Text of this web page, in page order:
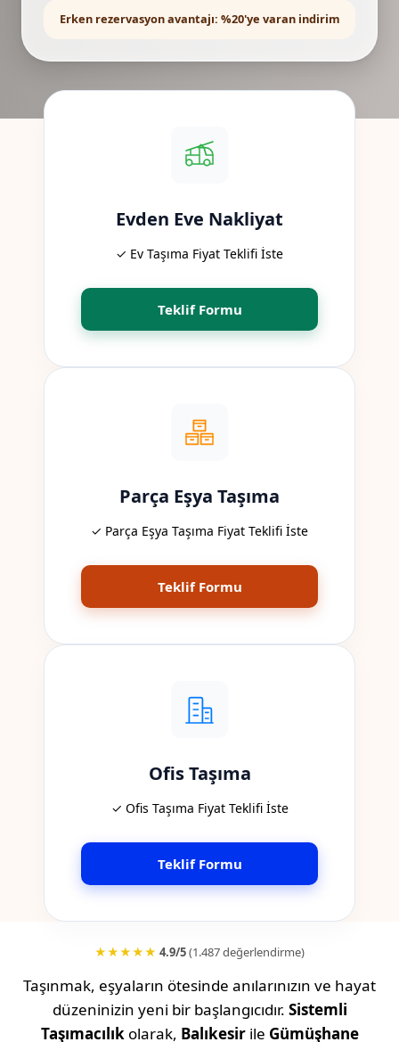
Erken rezervasyon avantajı: %20'ye varan indirim
Evden Eve Nakliyat
✓ Ev Taşıma Fiyat Teklifi İste
Teklif Formu
Parça Eşya Taşıma
✓ Parça Eşya Taşıma Fiyat Teklifi İste
Teklif Formu
Ofis Taşıma
✓ Ofis Taşıma Fiyat Teklifi İste
Teklif Formu
★★★★★ 4.9/5(1.487 değerlendirme)
Taşınmak, eşyaların ötesinde anılarınızın ve hayat
düzeninizin yeni bir başlangıcıdır. Sistemli
Taşımacılıkolarak, Balıkesirile Gümüşhane